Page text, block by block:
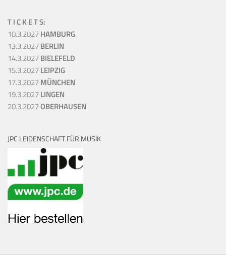
T I C K E T S:
10.3.2027HAMBURG
13.3.2027BERLIN
14.3.2027BIELEFELD
15.3.2027LEIPZIG
17.3.2027MÜNCHEN
19.3.2027LINGEN
20.3.2027OBERHAUSEN
JPC LEIDENSCHAFT FÜR MUSIK